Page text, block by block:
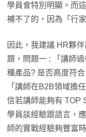
學員會特別明顯。而
補不了的，因為「行
因此，我建議 HR夥
題，問題一 : 「講師
種產品? 是否高度符
「講師在B2B領域擔
信若講師能夠有 TOP
學員談經驗跟語言，
師的實戰經驗夠豐富